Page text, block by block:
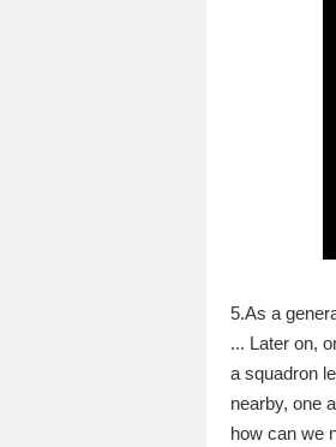
5.As a
... Later on,
a squadron
nearby, one
how can we